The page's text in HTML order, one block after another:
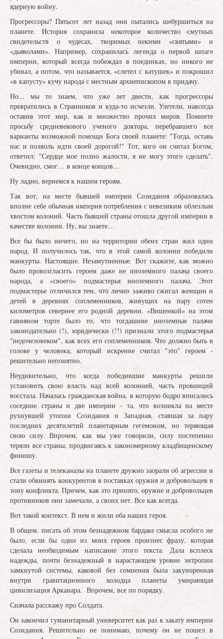
ядерную войну.
Прогрессоры? Пятьсот лет назад они пытались шебуршиться на
планете. История сохранила некоторое количество смутных
свидетельств о чудесах, творимых некими «святыми» и
«дьяволами». Например, сохранилась легенда о первой шпаге
империи, который всегда побеждал в поединках, но никого не
убивал, а потом, что называется, «слетел с катушек» и покрошил
«в капусту» кучу народа с местным архиепископом в придачу.
Но... мы то знаем, что уже лет двести, как прогрессоры
превратились в Странников и куда-то исчезли. Улетели, навсегда
оставив этот мир, как и множество прочих миров. Помните
просьбу средневекового ученого доктора, перебравшего все
варианты возможной помощи Бога своей планете: "Тогда, оставь
нас и позволь идти своей дорогой!" Тот, кого он считал Богом,
ответил: "Сердце мое полно жалости, я не могу этого сделать".
Очевидно, смог… в конце концов...
Ну ладно, вернемся к нашим героям.
Так вот, на месте бывшей империи Созидания образовалась
вполне себе обычная империя потребления с невеликим облезлым
хвостом колоний. Часть бывшей страны отошла другой империи в
качестве колонии. Ну, вы знаете…
Все бы было ничего, но на территории обеих стран жил один
народ. И получилось так, что в этой самой колонии победили
манкурты. Настоящие. Незамутненные. Вот скажите, как можно
было провозгласить героем даже не иноземного палача своего
народа, а «своего» подмастерья иноземного палача. Этот
подмастерье отличился тем, что лично заживо сжигал женщин и
детей в деревнях соплеменников, живущих на пару сотен
километров севернее его родной деревни. «Вишенкой» на этом
гавняном торте было то, что тогдашние иноземные палачи
законодательно (!), юридически (!!) признали этого подмастерья
"недочеловеком", как всех его соплеменников. Что должно быть в
голове у человека, который искренне считал "это" героем -
решительно непонятно.
Неудивительно, что когда победившие манкурты решили
установить свою власть над всей колонией, часть провинций
восстала. Началась гражданская война, в которую бодро вписались
соседние страны и две империи - та, что возникла на месте
рухнувшей утопии Созидания и Западная, ставшая за пару
последних десятилетий планетарным гегемоном, но теряющая
свою силу. Впрочем, как мы уже говорили, силу постепенно
теряли все страны, продвигаясь к закономерному кладбищенскому
финишу.
Все газеты и телеканалы на планете дружно заорали об агрессии и
стали обвинять конкурентов в поставках оружия и добровольцев в
зону конфликта. Причем, как это принято, оружие и добровольцев
противников они замечали, а своих нет. Все как всегда.
Вот такой контекст. В нем и жили оба наших героя.
В общем, писать об этом безнадежном бардаке смысла особого не
было, если бы один из моих героев произнес фразу, которая
сделала необходимым написание этого текста. Дала всплеск
надежды, почти безнадежный в нарастающем уровне энтропии
замкнутой системы, каковой без сомнения была закупоренная
внутри гравитационного колодца планеты умирающая
цивилизация Арканара. Впрочем, все по порядку.
Сначала расскажу про Солдата.
Он закончил гуманитарный университет как раз к закату империи
Созидания. Решительно не понимаю, почему он не пошел в